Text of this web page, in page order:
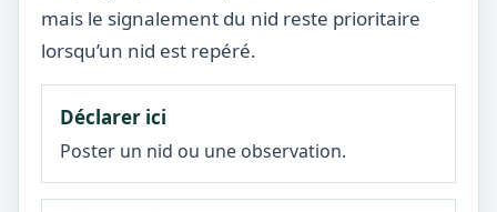
mais le signalement du nid reste prioritaire
lorsqu’un nid est repéré.
Déclarer ici
Poster un nid ou une observation.